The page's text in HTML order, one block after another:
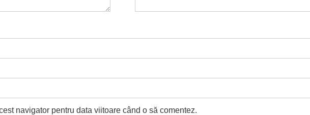
navigator pentru data viitoare când o să comentez.